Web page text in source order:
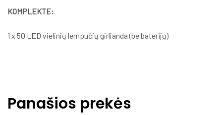
KOMPLEKTE:
1 x 50 LED vielinių lempučių girlianda (be baterijų)
Panašios prekės